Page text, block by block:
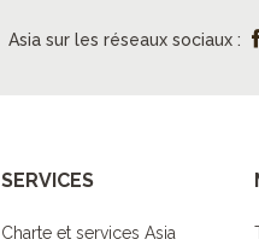
Asia sur les réseaux sociaux :
SERVICES
Charte et services Asia